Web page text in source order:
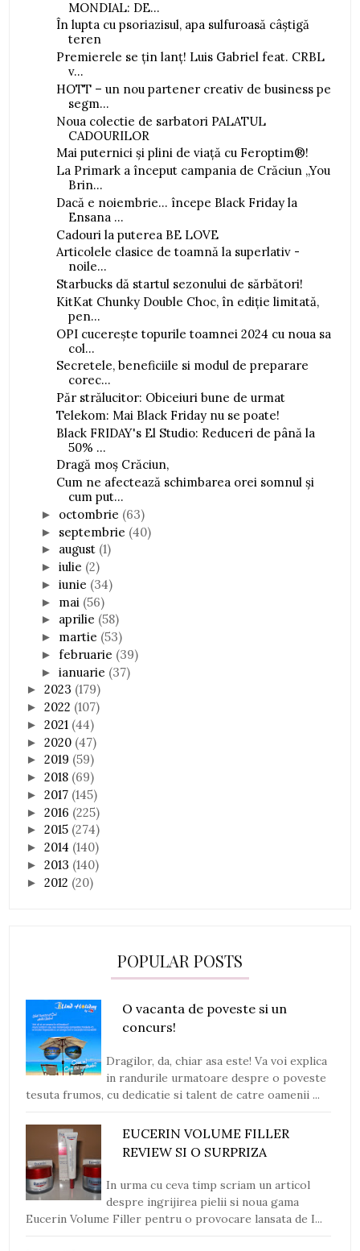
MONDIAL: DE...
În lupta cu psoriazisul, apa sulfuroasă câștigă
teren
Premierele se țin lanț! Luis Gabriel feat. CRBL
v...
HOTT – un nou partener creativ de business pe
segm...
Noua colectie de sarbatori PALATUL
CADOURILOR
Mai puternici și plini de viață cu Feroptim®!
La Primark a început campania de Crăciun „You
Brin...
Dacă e noiembrie... începe Black Friday la
Ensana ...
Cadouri la puterea BE LOVE
Articolele clasice de toamnă la superlativ -
noile...
Starbucks dă startul sezonului de sărbători!
KitKat Chunky Double Choc, în ediție limitată,
pen...
OPI cucerește topurile toamnei 2024 cu noua sa
col...
Secretele, beneficiile si modul de preparare
corec...
Păr strălucitor: Obiceiuri bune de urmat
Telekom: Mai Black Friday nu se poate!
Black FRIDAY's El Studio: Reduceri de până la
50% ...
Dragă moș Crăciun,
Cum ne afectează schimbarea orei somnul și
cum put...
► octombrie (63)
► septembrie (40)
► august (1)
►iulie (2)
►iunie (34)
► mai (56)
► aprilie (58)
► martie (53)
►februarie (39)
►ianuarie (37)
►2023 (179)
►2022 (107)
►2021 (44)
►2020 (47)
►2019 (59)
►2018 (69)
►2017 (145)
►2016 (225)
►2015 (274)
►2014 (140)
►2013 (140)
►2012 (20)
POPULAR POSTS
O vacanta de poveste si un
concurs!
Dragilor, da, chiar asa este! Va voi explica
in randurile urmatoare despre o poveste
tesuta frumos, cu dedicatie si talent de catre oamenii ...
EUCERIN VOLUME FILLER
REVIEW SI O SURPRIZA
In urma cu ceva timp scriam un articol
despre ingrijirea pielii si noua gama
Eucerin Volume Filler pentru o provocare lansata de I...